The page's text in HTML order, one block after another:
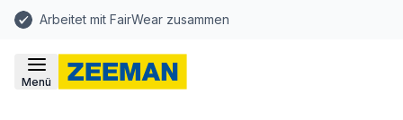
Arbeitet mit FairWear zusammen
Menü